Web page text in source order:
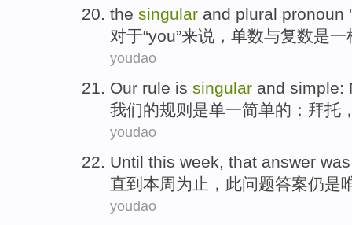
the singular and plural pronoun '
对于“you”来说，单数与复数是一
youdao
Our rule is singular and simple:
我们的规则 是单一简单的： 拜托
youdao
Until this week, that answer was
直到 本周为止， 此问题答案仍是
youdao